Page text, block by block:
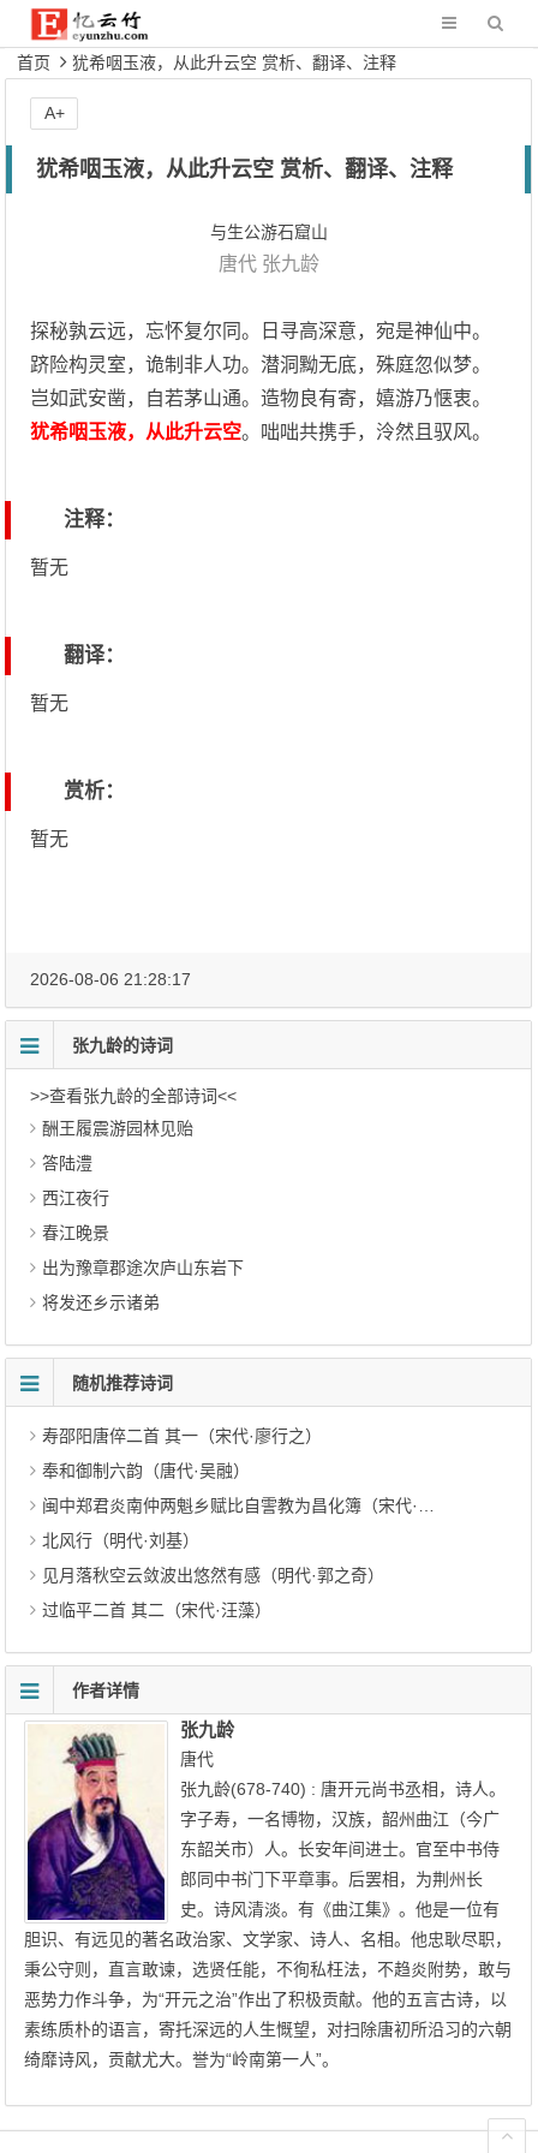
首页 犹希咽玉液，从此升云空 赏析、翻译、注释
犹希咽玉液，从此升云空 赏析、翻译、注释
与生公游石窟山
唐代 张九龄
探秘孰云远，忘怀复尔同。日寻高深意，宛是神仙中。
跻险构灵室，诡制非人功。潜洞黝无底，殊庭忽似梦。
岂如武安凿，自若茅山通。造物良有寄，嬉游乃惬衷。
犹希咽玉液，从此升云空。咄咄共携手，泠然且驭风。
注释：
暂无
翻译：
暂无
赏析：
暂无
A+
2026-08-06 21:28:17
张九龄的诗词
>>查看张九龄的全部诗词<<
酬王履震游园林见贻
答陆澧
西江夜行
春江晚景
出为豫章郡途次庐山东岩下
将发还乡示诸弟
随机推荐诗词
寿邵阳唐倅二首 其一（宋代·廖行之）
奉和御制六韵（唐代·吴融）
闽中郑君炎南仲两魁乡赋比自霅教为昌化簿（宋代·方回）
北风行（明代·刘基）
见月落秋空云敛波出悠然有感（明代·郭之奇）
过临平二首 其二（宋代·汪藻）
作者详情
张九龄
唐代
张九龄(678-740) : 唐开元尚书丞相，诗人。
字子寿，一名博物，汉族，韶州曲江（今广
东韶关市）人。长安年间进士。官至中书侍
郎同中书门下平章事。后罢相，为荆州长
史。诗风清淡。有《曲江集》。他是一位有
胆识、有远见的著名政治家、文学家、诗人、名相。他忠耿尽职，
秉公守则，直言敢谏，选贤任能，不徇私枉法，不趋炎附势，敢与
恶势力作斗争，为“开元之治”作出了积极贡献。他的五言古诗，以
素练质朴的语言，寄托深远的人生慨望，对扫除唐初所沿习的六朝
绮靡诗风，贡献尤大。誉为“岭南第一人”。